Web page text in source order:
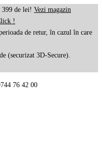
399 de lei! Vezi magazin
!
de retur, în cazul în care
(securizat 3D-Secure).
76 42 00